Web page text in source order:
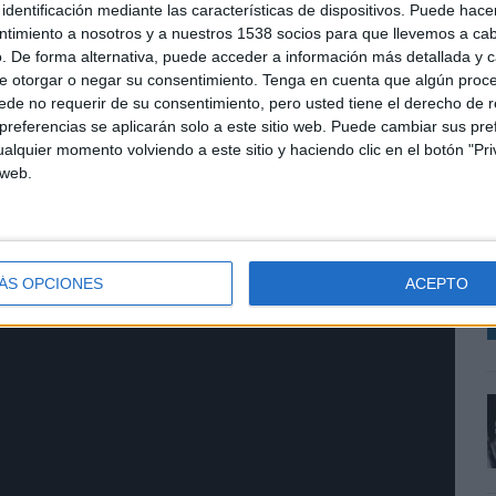
mediante las características de dispositivos. Puede
a nosotros y a nuestros 1538 socios para que llevemos a
De forma alternativa, puede acceder a información más detallada y
otorgar o negar su consentimiento. Tenga en cuenta que algún
no requerir de su consentimiento, pero usted tiene el derecho de
se aplicarán solo a este sitio web. Puede cambiar sus
momento volviendo a este sitio y haciendo clic en el botón
OPCIONES ACEPTO
muchas más dificultades y barreras para acceder
es su falta de formación. Con estas becas,
laboral en la empresa ordinaria, en un
nuevas habilidades”, ha declarado el
Mesonero. “Queremos que sientan que la
para seguir estudiando”, añadía.
Beca de Movilidad Internacional,Beca de
Grado Superior y Grado Medio,Beca de Inglés